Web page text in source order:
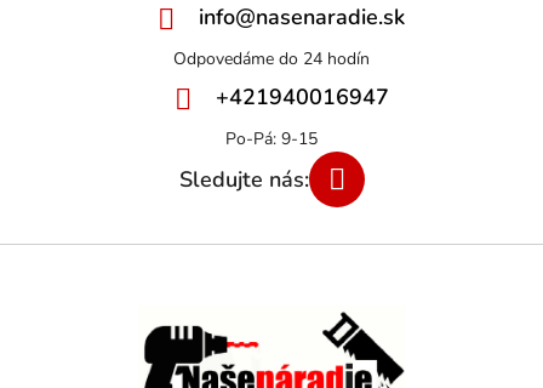
info@nasenaradie.sk
+421940016947